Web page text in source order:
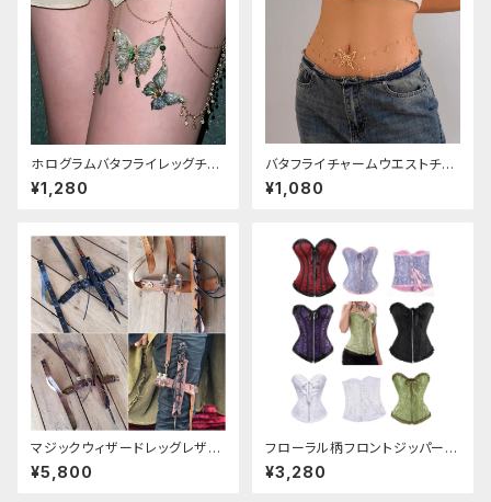
ホログラムバタフライレッグチェ
ーン
¥1,280
バタフライチャームウエストチェ
ーン
¥1,080
マジックウィザードレッグレザー
ホルダー
¥5,800
フローラル柄フロントジッパーコ
ルセット
¥3,280